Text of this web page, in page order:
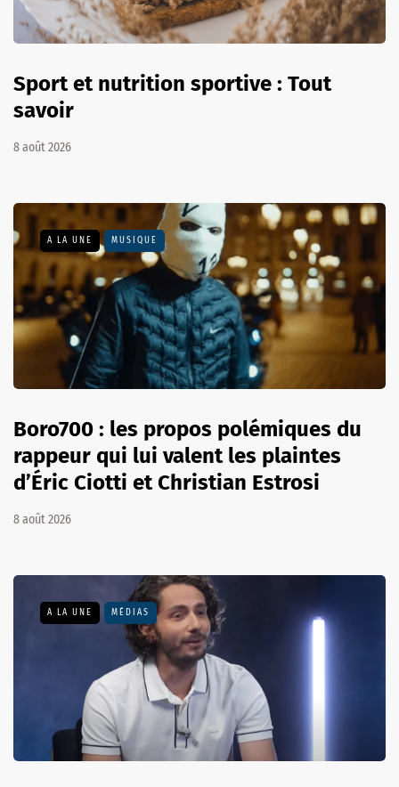
Sport et nutrition sportive : Tout
savoir
8 août 2026
A LA UNE MUSIQUE
Boro700 : les propos polémiques du
rappeur qui lui valent les plaintes
d’Éric Ciotti et Christian Estrosi
8 août 2026
A LA UNE MÉDIAS